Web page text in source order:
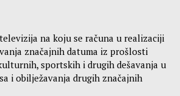
na koju se računa u realizaciji
značajnih datuma iz prošlosti
sportskih i drugih dešavanja u
i obilježavanja drugih značajnih